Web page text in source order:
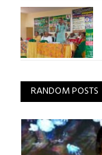
RANDOM POSTS